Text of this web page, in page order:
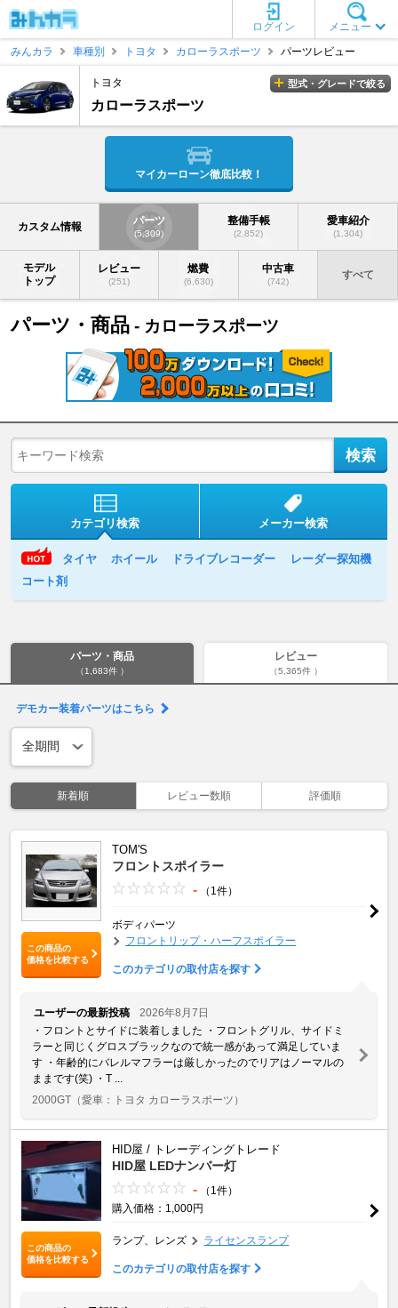
メニュー
ログイン
みんカラ
車種別 トヨタ カローラスポーツ パーツレビュー
トヨタ
カローラスポーツ
型式・グレードで絞る
マイカーローン徹底比較！
カスタム情報 パーツ
(5,309)
整備手帳
(2,852)
愛車紹介
(1,304)
モデル
トップ
レビュー
(251)
燃費
(6,630)
中古車
(742)
すべて
パーツ・商品 - カローラスポーツ
カテゴリ検索 メーカー検索
タイヤ ホイール ドライブレコーダー
レーダー探知機
コート剤
パーツ・商品
（1,683件 ）
レビュー
（5,365件 ）
デモカー装着パーツはこちら
新着順 レビュー数順 評価順
この商品の
価格を比較する
TOM'S
フロントスポイラー
- （1件）
ボディパーツ
フロントリップ・ハーフスポイラー
このカテゴリの取付店を探す
ユーザーの最新投稿
2026年8月7日
・フロントとサイドに装着しました ・フロントグリル、サイドミ
ラーと同じくグロスブラックなので統一感があって満足していま
す ・年齢的にバレルマフラーは厳しかったのでリアはノーマルの
ままです(笑) ・T ...
2000GT （愛車：トヨタ カローラスポーツ）
この商品の
価格を比較する
HID屋 / トレーディングトレード
HID屋 LEDナンバー灯
-
（1件）
購入価格：1,000円
ランプ、レンズ ライセンスランプ
このカテゴリの取付店を探す